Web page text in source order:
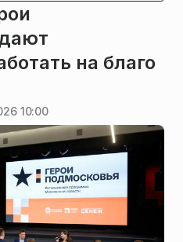
на благо
10:00